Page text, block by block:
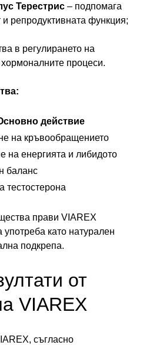
Терестрис – подпомага
репродуктивната функция;
в регулирането на
процеси.
действие
на кръвообращението
на енергията и либидото
баланс
тестостерона
прави VIAREX
като натурален
подкрепа.
от
VIAREX
съгласно